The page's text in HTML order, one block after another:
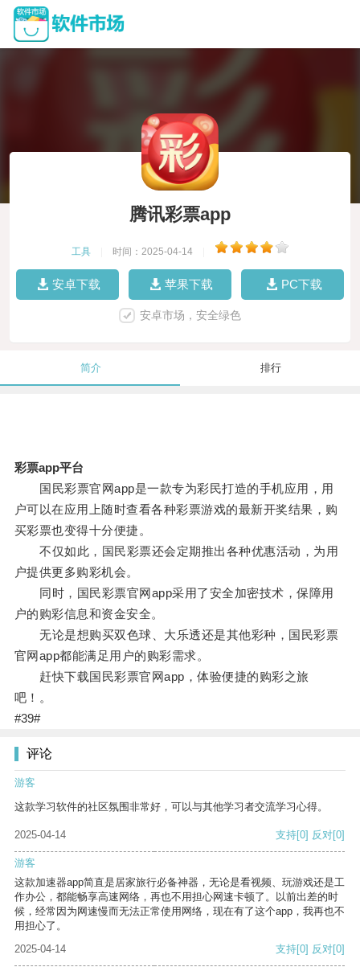
腾讯彩票app
工具 时间：2025-04-14
安卓下载 苹果下载 PC下载
安卓市场，安全绿色
简介 排行
彩票app平台
国民彩票官网app是一款专为彩民打造的手机应用，用
户可以在应用上随时查看各种彩票游戏的最新开奖结果，购
买彩票也变得十分便捷。
不仅如此，国民彩票还会定期推出各种优惠活动，为用
户提供更多购彩机会。
同时，国民彩票官网app采用了安全加密技术，保障用
户的购彩信息和资金安全。
无论是想购买双色球、大乐透还是其他彩种，国民彩票
官网app都能满足用户的购彩需求。
赶快下载国民彩票官网app，体验便捷的购彩之旅
吧！。
#39#
评论
游客
这款学习软件的社区氛围非常好，可以与其他学习者交流学习心得。
2025-04-14 支持[0] 反对[0]
游客
这款加速器app简直是居家旅行必备神器，无论是看视频、玩游戏还是工
作办公，都能畅享高速网络，再也不用担心网速卡顿了。以前出差的时
候，经常因为网速慢而无法正常使用网络，现在有了这个app，我再也不
用担心了。
2025-04-14
支持[0] 反对[0]